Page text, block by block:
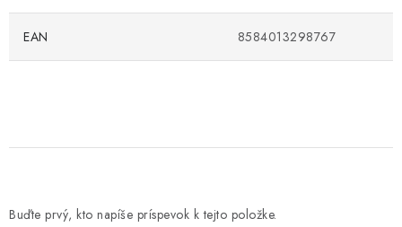
EAN 8584013298767
Buďte prvý, kto napíše príspevok k tejto položke.